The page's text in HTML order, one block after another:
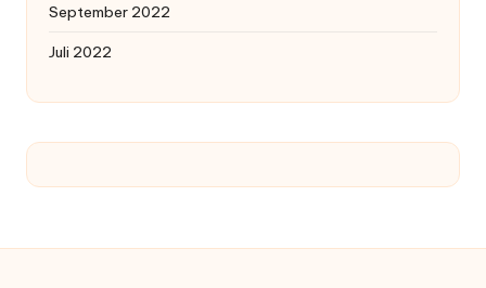
September 2022
Juli 2022